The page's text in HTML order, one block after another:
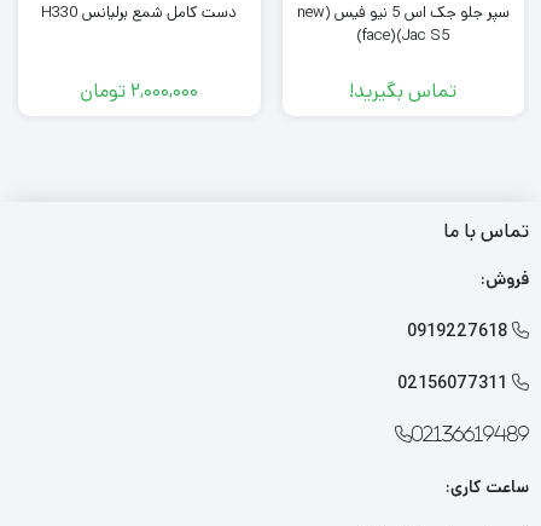
سپر جلو جک اس 5 نیو فیس (new
face)(Jac S5)
تماس بگیرید!
دست کامل شمع برلیانس H330
2,000,000 تومان
تماس با ما
فروش:

0919227618

02156077311
02136619489
ساعت کاری: